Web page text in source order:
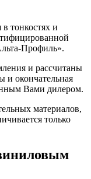
тонкостях и
Профиль».
и рассчитаны
и окончательная
Вами дилером.
материалов,
только